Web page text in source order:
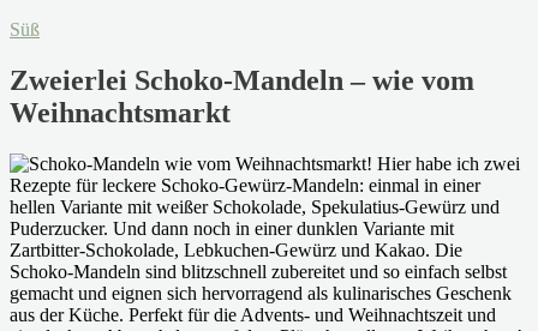
Süß
Zweierlei Schoko-Mandeln – wie vom
Weihnachtsmarkt